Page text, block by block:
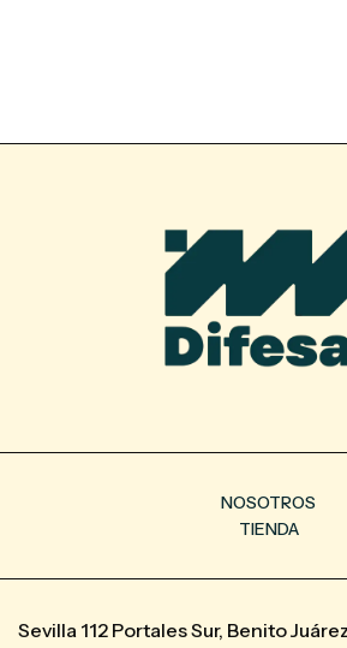
NOSOTROS
TIENDA
Sevilla 112 Portales Sur, Benito